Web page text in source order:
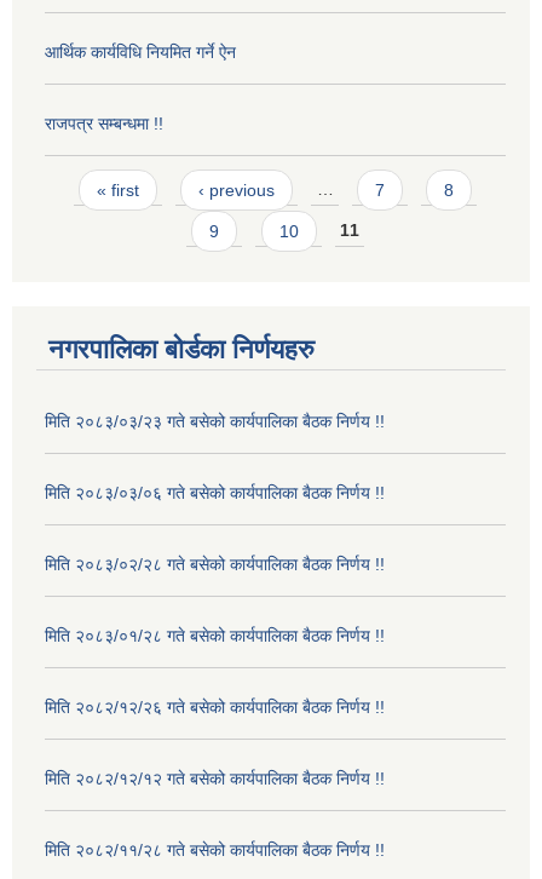
आर्थिक कार्यविधि नियमित गर्ने ऐन
राजपत्र सम्बन्धमा !!
Pages
« first ‹ previous … 7 8
9 10 11
नगरपालिका बोर्डका निर्णयहरु
मिति २०८३/०३/२३ गते बसेको कार्यपालिका बैठक निर्णय !!
मिति २०८३/०३/०६ गते बसेको कार्यपालिका बैठक निर्णय !!
मिति २०८३/०२/२८ गते बसेको कार्यपालिका बैठक निर्णय !!
मिति २०८३/०१/२८ गते बसेको कार्यपालिका बैठक निर्णय !!
मिति २०८२/१२/२६ गते बसेको कार्यपालिका बैठक निर्णय !!
मिति २०८२/१२/१२ गते बसेको कार्यपालिका बैठक निर्णय !!
मिति २०८२/११/२८ गते बसेको कार्यपालिका बैठक निर्णय !!